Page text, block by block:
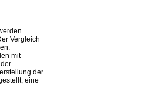
Vergleich
mit
der
eine